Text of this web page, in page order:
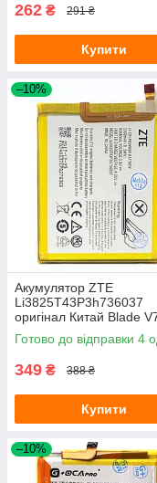
262 ₴ 291 ₴
Купити
–10%
Акумулятор ZTE
Li3825T43P3h736037
оригінал Китай Blade
2500 mAh
Готово до відправки 4
349 ₴ 388 ₴
Купити
–10%